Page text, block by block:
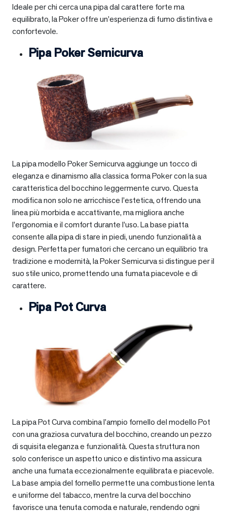
Ideale per chi cerca una pipa dal carattere forte ma
equilibrato, la Poker offre un’esperienza di fumo distintiva e
confortevole.
Pipa Poker Semicurva
La pipa modello Poker Semicurva aggiunge un tocco di
eleganza e dinamismo alla classica forma Poker con la sua
caratteristica del bocchino leggermente curvo. Questa
modifica non solo ne arricchisce l’estetica, offrendo una
linea più morbida e accattivante, ma migliora anche
l’ergonomia e il comfort durante l’uso. La base piatta
consente alla pipa di stare in piedi, unendo funzionalità a
design. Perfetta per fumatori che cercano un equilibrio tra
tradizione e modernità, la Poker Semicurva si distingue per il
suo stile unico, promettendo una fumata piacevole e di
carattere.
Pipa Pot Curva
La pipa Pot Curva combina l’ampio fornello del modello Pot
con una graziosa curvatura del bocchino, creando un pezzo
di squisita eleganza e funzionalità. Questa struttura non
solo conferisce un aspetto unico e distintivo ma assicura
anche una fumata eccezionalmente equilibrata e piacevole.
La base ampia del fornello permette una combustione lenta
e uniforme del tabacco, mentre la curva del bocchino
favorisce una tenuta comoda e naturale, rendendo ogni